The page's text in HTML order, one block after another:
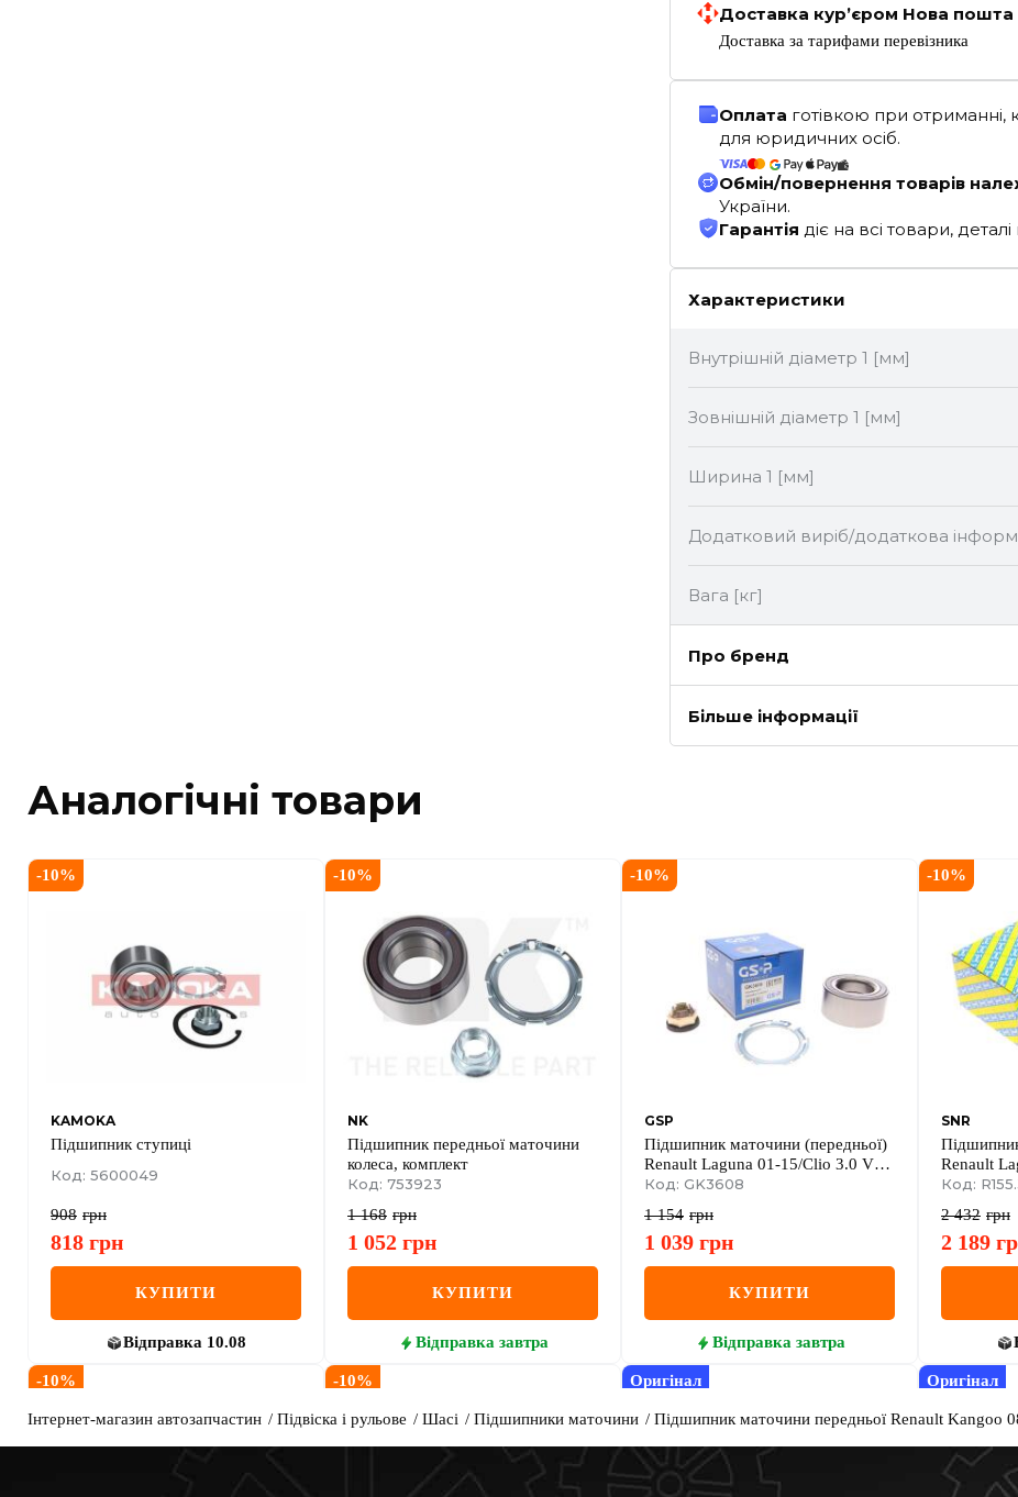
Доставка кур’єром Нова пошта
Доставка за тарифами перевізника
Оплата готівкою при
для юридичних осіб.
Обмін/повернення товарів
України.
Гарантія діє на всі товари,
Характеристики
Внутрішній діаметр 1 [мм]
Зовнішній діаметр 1 [мм]
Ширина 1 [мм]
Додатковий виріб/додаткова
Вага [кг]
Про бренд
Більше інформації
Аналогічні товари
-10%
KAMOKA
Пiдшипник ступицi
Код: 5600049
908 грн
818 грн
КУПИТИ
Відправка 10.08
-10%
NK
Підшипник передньої маточини
колеса, комплект
Код: 753923
1 168 грн
1 052 грн
КУПИТИ
Відправка завтра
-10%
GSP
Підшипник маточини (передньої)
Renault Laguna 01-15/Clio 3.0 V6
00-05 (45x83x39) (+ABS)
Код: GK3608
1 154 грн
1 039 грн
КУПИТИ
Відправка завтра
-10%
SNR
Renault
Код:
2 432 грн
2 189
-10% -10% Оригінал Оригінал
Інтернет-магазин автозапчастин Підвіска і рульове Шасі Підшипники маточини Підшипник маточини передньої Renault Kangoo